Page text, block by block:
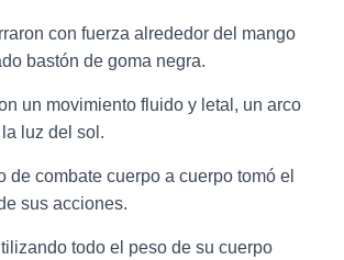
con fuerza alrededor del mango
bastón de goma negra.
un movimiento fluido y letal, un arco
luz del sol.
de combate cuerpo a cuerpo tomó el
sus acciones.
todo el peso de su cuerpo